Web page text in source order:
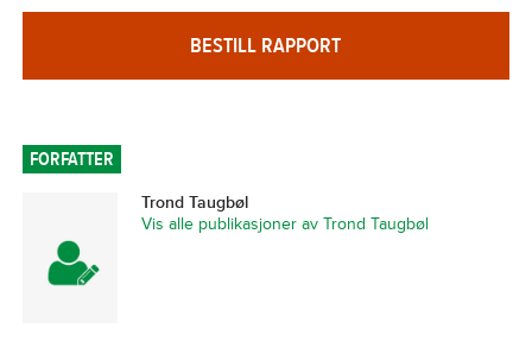
BESTILL RAPPORT
FORFATTER
Trond Taugbøl
Vis alle publikasjoner av Trond Taugbøl